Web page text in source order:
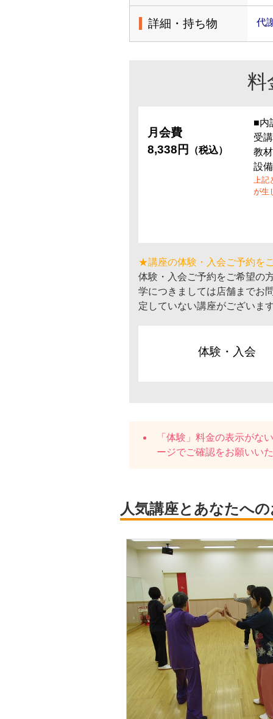
詳細・持ち物 代
料
月会費
8,338円
（税込）
■内
受
教
設
上記
が生
★講座の体験・入会ご予約を
体験・入会ご予約をご希望の
学につきましては店舗までお
定していない講座がございま
体験・入会
「体験」料金の表示がな
ージでご確認をお願いい